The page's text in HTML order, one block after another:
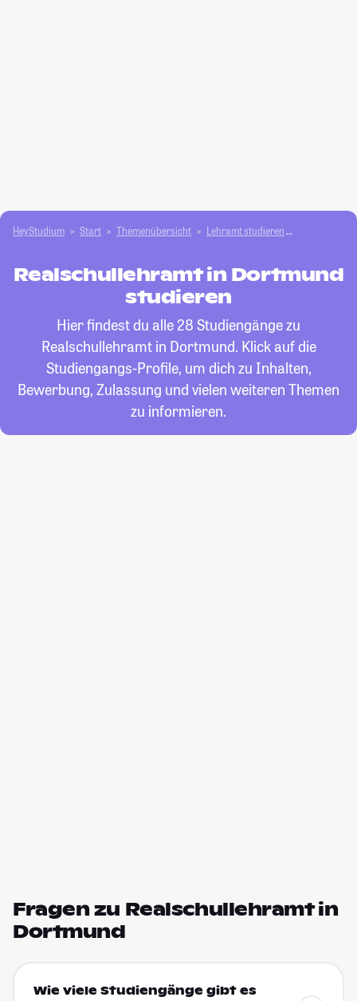
HeyStudium Start Themenübersicht Lehramt studieren
Realschullehramt in Dortmund
studieren
Hier findest du alle 28 Studiengänge zu
Realschullehramt in Dortmund. Klick auf die
Studiengangs-Profile, um dich zu Inhalten,
Bewerbung, Zulassung und vielen weiteren Themen
zu informieren.
Fragen zu Realschullehramt in
Dortmund
Wie viele Studiengänge gibt es